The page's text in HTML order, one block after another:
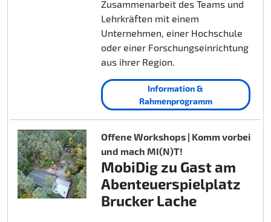
Zusammenarbeit des Teams und
Lehrkräften mit einem
Unternehmen, einer Hochschule
oder einer Forschungseinrichtung
aus ihrer Region.
Information &
Rahmenprogramm
Offene Workshops | Komm vorbei
und mach MI(N)T!
MobiDig zu Gast am
Abenteuerspielplatz
Brucker Lache